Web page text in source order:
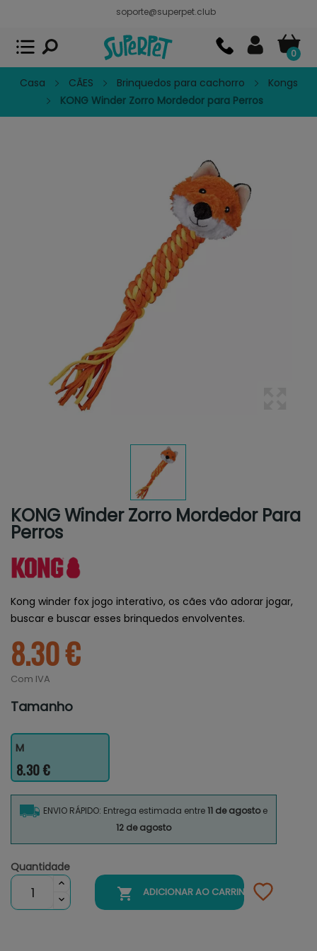
soporte@superpet.club
0
Casa CÃES Brinquedos para cachorro
Kongs
KONG Winder Zorro Mordedor para Perros
KONG Winder Zorro Mordedor Para
Perros
Kong winder fox jogo interativo, os cães vão adorar jogar,
buscar e buscar esses brinquedos envolventes.
8.30 €
Com IVA
Tamanho
M
8.30 €
ENVIO RÁPIDO: Entrega estimada entre11 de agostoe
12 de agosto
Quantidade
 ADICIONAR AO CARRINHO
Superpet, comida para mascotas
APP GRATIS - En Google Play